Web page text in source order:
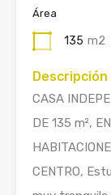
Área
135 m2
Descripción
CASA
DE 135 m²,
CENTRO,